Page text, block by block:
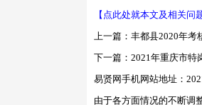
【点此处就本文及相关问
上一篇： 丰都县2020年考
下一篇： 2021年重庆市特
易贤网手机网站地址：
由于各方面情况的不断调